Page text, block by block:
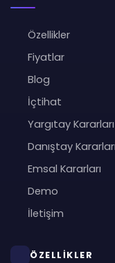
Özellikler
Fiyatlar
Blog
İçtihat
Yargıtay Kararları
Danıştay Kararları
Emsal Kararları
Demo
İletişim
ÖZELLİKLER